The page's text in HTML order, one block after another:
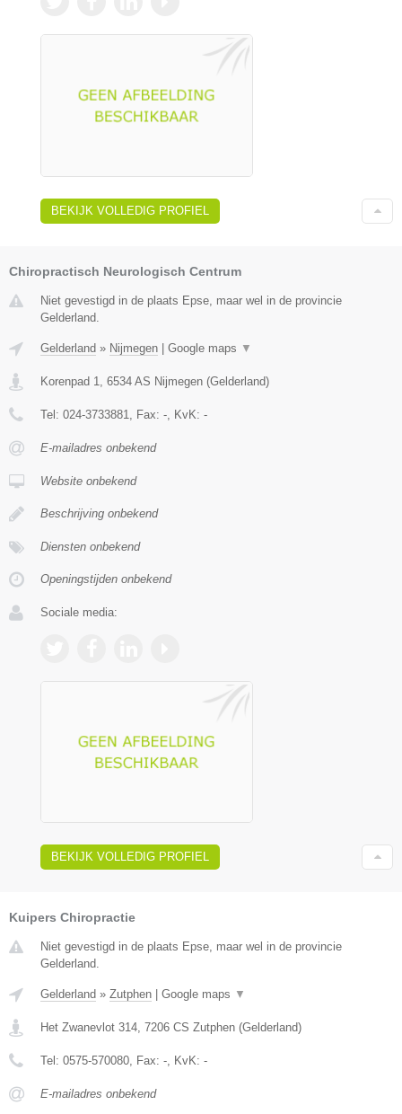
BEKIJK VOLLEDIG PROFIEL
Chiropractisch Neurologisch Centrum
Niet gevestigd in de plaats Epse, maar wel in de provincie
Gelderland.
Gelderland » Nijmegen | Google maps ▼
Korenpad 1 6534 AS Nijmegen (Gelderland)
Tel: 024-3733881 , Fax: - , KvK: -
E-mailadres onbekend
Website onbekend
Beschrijving onbekend
Diensten onbekend
Openingstijden onbekend
Sociale media:
BEKIJK VOLLEDIG PROFIEL
Kuipers Chiropractie
Niet gevestigd in de plaats Epse, maar wel in de provincie
Gelderland.
Gelderland » Zutphen Google maps ▼
Het Zwanevlot 314, 7206 CS Zutphen (Gelderland)
Tel: 0575-570080, Fax: -, KvK: -
E-mailadres onbekend